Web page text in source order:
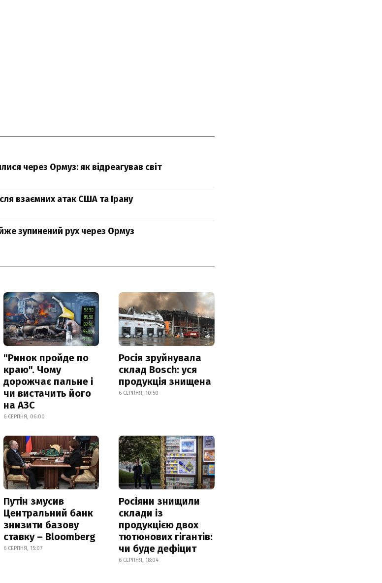
через Ормуз: як відреагував світ
взаємних атак США та Ірану
зупинений рух через Ормуз
"Ринок пройде по
краю". Чому
дорожчає пальне і
чи вистачить його
на АЗС
6 СЕРПНЯ, 06:00
Росія зруйнувала
склад Bosch: уся
продукція знищена
6 СЕРПНЯ, 10:50
Путін змусив
Центральний банк
знизити базову
ставку – Bloomberg
6 СЕРПНЯ, 15:07
Росіяни знищили
склади із
продукцією двох
тютюнових гігантів:
чи буде дефіцит
6 СЕРПНЯ, 18:04